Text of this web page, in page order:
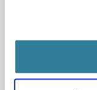
seniorpension, og
tilkende
afgørelsen ugyldig.